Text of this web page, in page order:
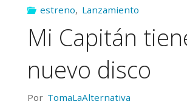
estreno, Lanzamiento
Mi Capitán
nuevo disco
Por TomaLaAlternativa